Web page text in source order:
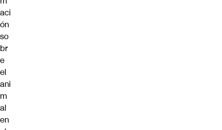
aci
ón
so
br
e
el
ani
m
al
en